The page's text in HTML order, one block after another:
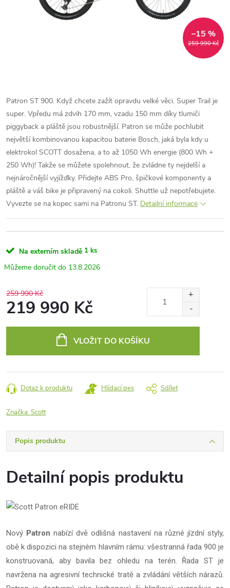
259 990 Kč
–15 %
Patron ST 900. Když chcete zažít opravdu velké věci. Super Trail je
super. Vpředu má zdvih 170 mm, vzadu 150 mm díky tlumiči
piggyback a pláště jsou robustnější. Patron se může pochlubit
největší kombinovanou kapacitou baterie Bosch, jaká byla kdy u
elektrokol SCOTT dosažena, a to až 1050 Wh energie (800 Wh +
250 Wh)! Takže se můžete spolehnout, že zvládne ty nejdelší a
nejnáročnější vyjížďky. Přidejte ABS Pro, špičkové komponenty a
pláště a váš bike je připravený na cokoli. Shuttle už nepotřebujete.
Vyvezte se na kopec sami na Patronu ST. Detailní informace
Na externím skladě 1 ks
13.8.2026
259 990 Kč
219 990 Kč
VLOŽIT DO KOŠÍKU
Dotaz k produktu Hlídací pes Sdílet
Značka:Scott
Popis produktu
Detailní popis produktu
Nový Patron nabízí dvě odlišná nastavení na různé jízdní styly,
obě k dispozici na stejném hlavním rámu: všestranná řada 900 je
konstruovaná, aby bavila bez ohledu na terén. Řada ST je
navržena na agresivní technické tratě a zvládání větších nárazů.